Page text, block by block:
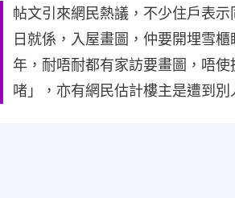
帖文引來網民熱議，不少住戶表
日就係，入屋畫圖，仲要開埋雪
年，耐唔耐都有家訪要畫圖，唔使
啫」，亦有網民估計樓主是遭到別